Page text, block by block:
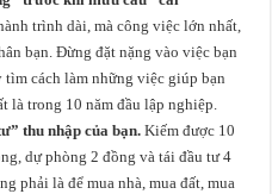
trình dài, mà công việc lớn nhất,
bạn. Đừng đặt nặng vào việc bạn
cách làm những việc giúp bạn
là trong 10 năm đầu lập nghiệp.
thu nhập của bạn. Kiếm được 10
dự phòng 2 đồng và tái đầu tư 4
phải là để mua nhà, mua đất, mua